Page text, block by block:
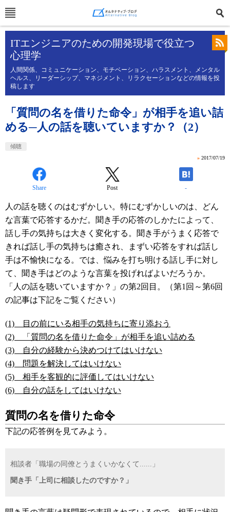
ITエンジニアのための開発現場で役立つ
心理学
人間関係、コミュニケーション、モチベーション、ハラスメント、メンタル
ヘルス、リーダーシップ、マネジメント、リラクセーションなどの情報を投
稿します
「質問の名を借りた命令」が相手を追い詰
める─人の話を聴いていますか？（2）
傾聴
» 2017/07/19
Share Post -
人の話を聴くのはむずかしい。特にむずかしいのは、どん
な言葉で応答するかだ。聞き手の応答のしかたによって、
話し手の気持ちは大きく変化する。聞き手がうまく応答で
きれば話し手の気持ちは癒され、まずい応答をすれば話し
手は不愉快になる。では、悩みを打ち明ける話し手に対し
て、聞き手はどのような言葉を投げればよいだろうか。
「人の話を聴いていますか？」の第2回目。（第1回～第6回
の記事は下記をご覧ください）
(1) 目の前にいる相手の気持ちに寄り添おう
(2) 「質問の名を借りた命令」が相手を追い詰める
(3) 自分の経験から決めつけてはいけない
(4) 問題を解決してはいけない
(5) 相手を客観的に評価してはいけない
(6) 自分の話をしてはいけない
質問の名を借りた命令
下記の応答例を見てみよう。
相談者「職場の同僚とうまくいかなくて......」
聞き手「上司に相談したのですか？」